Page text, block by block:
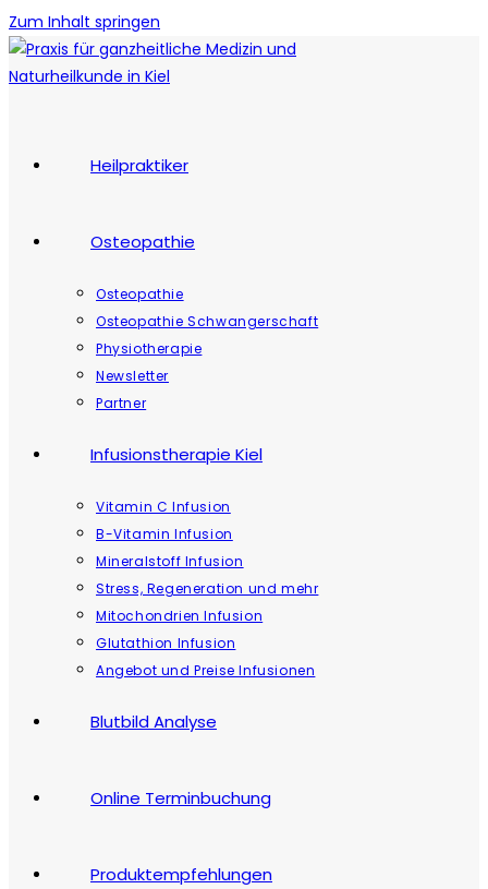
Zum Inhalt springen
Heilpraktiker
Osteopathie
Osteopathie
Osteopathie Schwangerschaft
Physiotherapie
Newsletter
Partner
Infusionstherapie Kiel
Vitamin C Infusion
B-Vitamin Infusion
Mineralstoff Infusion
Stress, Regeneration und mehr
Mitochondrien Infusion
Glutathion Infusion
Angebot und Preise Infusionen
Blutbild Analyse
Online Terminbuchung
Produktempfehlungen